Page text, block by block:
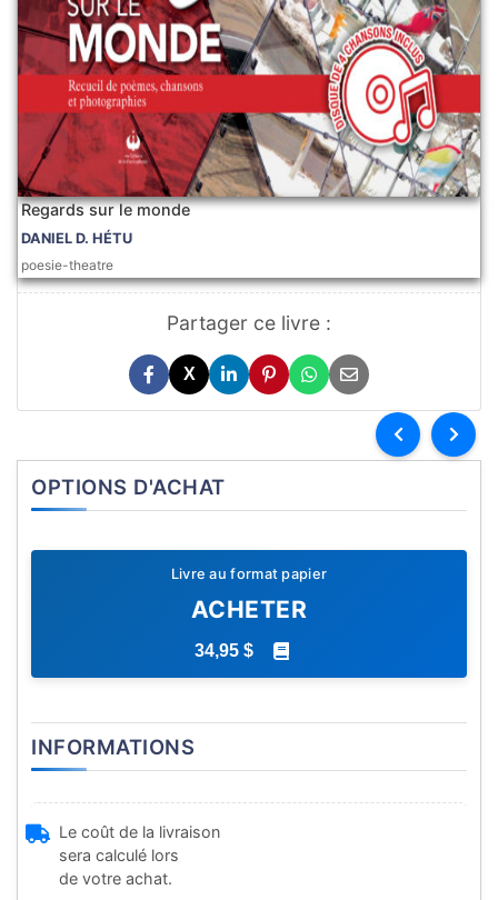
Regards sur le monde
DANIEL D. HÉTU
poesie-theatre
Partager ce livre :
X
OPTIONS D'ACHAT
Livre au format papier
ACHETER
34,95 $
INFORMATIONS
Le coût de la livraison
sera calculé lors
de votre achat.